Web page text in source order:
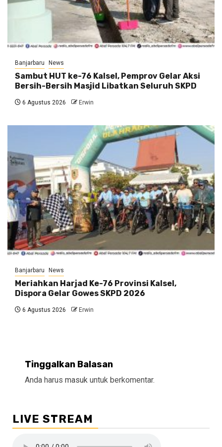
Banjarbaru News
Sambut HUT ke-76 Kalsel, Pemprov Gelar Aksi
Bersih-Bersih Masjid Libatkan Seluruh SKPD
6 Agustus 2026 Erwin
Banjarbaru News
Meriahkan Harjad Ke-76 Provinsi Kalsel,
Dispora Gelar Gowes SKPD 2026
6 Agustus 2026 Erwin
Tinggalkan Balasan
Anda harus masuk untuk berkomentar.
LIVE STREAM